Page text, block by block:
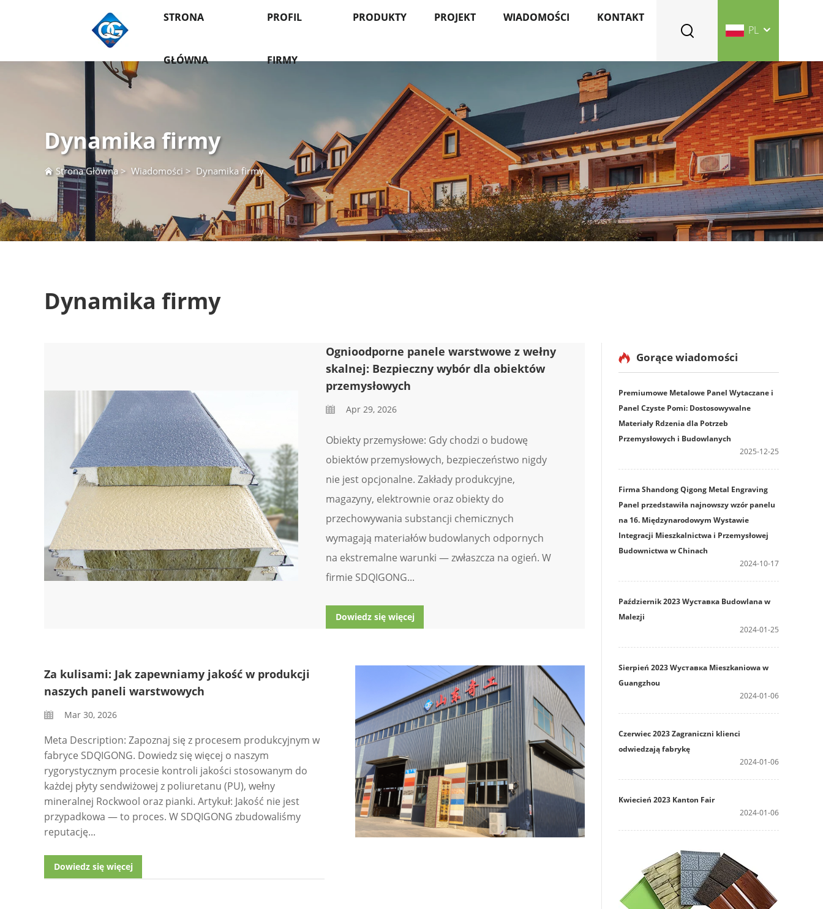
STRONA
GŁÓWNA
PROFIL
FIRMY
PRODUKTY PROJEKT WIADOMOŚCI
KONTAKT
PL
Dynamika firmy
Strona Główna> Wiadomości > Dynamika firmy
Dynamika firmy
Ognioodporne panele warstwowe z wełny
skalnej: Bezpieczny wybór dla obiektów
przemysłowych
Apr 29, 2026
Obiekty przemysłowe: Gdy chodzi o budowę
obiektów przemysłowych, bezpieczeństwo nigdy
nie jest opcjonalne. Zakłady produkcyjne,
magazyny, elektrownie oraz obiekty do
przechowywania substancji chemicznych
wymagają materiałów budowlanych odpornych
na ekstremalne warunki — zwłaszcza na ogień. W
firmie SDQIGONG...
Dowiedz się więcej
Za kulisami: Jak zapewniamy jakość w produkcji
naszych paneli warstwowych
Mar 30, 2026
Meta Description: Zapoznaj się z procesem produkcyjnym w
fabryce SDQIGONG. Dowiedz się więcej o naszym
rygorystycznym procesie kontroli jakości stosowanym do
każdej płyty sendwiżowej z poliuretanu (PU), wełny
mineralnej Rockwool oraz pianki. Artykuł: Jakość nie jest
przypadkowa — to proces. W SDQIGONG zbudowaliśmy
reputację...
Dowiedz się więcej
Gorące wiadomości
Premiumowe Metalowe Panel Wytaczane i
Panel Czyste Pomi: Dostosowywalne
Materiały Rdzenia dla Potrzeb
Przemysłowych i Budowlanych
2025-12-25
Firma Shandong Qigong Metal Engraving
Panel przedstawiła najnowszy wzór panelu
na 16. Międzynarodowym Wystawie
Integracji Mieszkalnictwa i Przemysłowej
Budownictwa w Chinach
2024-10-17
Październik 2023 Wyставка Budowlana w
Malezji
2024-01-25
Sierpień 2023 Wyставка Mieszkaniowa w
Guangzhou
2024-01-06
Czerwiec 2023 Zagraniczni klienci
odwiedzają fabrykę
2024-01-06
Kwiecień 2023 Kanton Fair
2024-01-06